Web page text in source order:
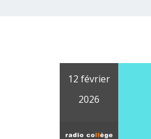
12 février
2026